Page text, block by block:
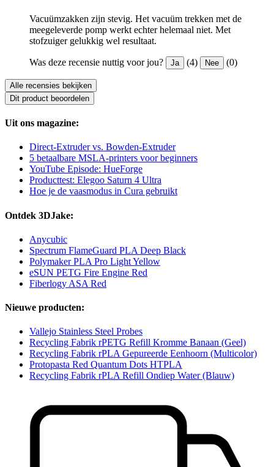
Vacuümzakken zijn stevig. Het vacuüm trekken met de
meegeleverde pomp werkt echter helemaal niet. Met
stofzuiger gelukkig wel resultaat.
Was deze recensie nuttig voor jou? Ja (4) Nee (0)
Alle recensies bekijken
Dit product beoordelen
Uit ons magazine:
Direct-Extruder vs. Bowden-Extruder
5 betaalbare MSLA-printers voor beginners
YouTube Episode: HueForge
Producttest: Elegoo Saturn 4 Ultra
Hoe je de vaasmodus in Cura gebruikt
Ontdek 3DJake:
Anycubic
Spectrum FlameGuard PLA Deep Black
Polymaker PLA Pro Light Yellow
eSUN PETG Fire Engine Red
Fiberlogy ASA Red
Nieuwe producten:
Vallejo Stainless Steel Probes
Recycling Fabrik rPETG Refill Kromme Banaan (Geel)
Recycling Fabrik rPLA Gepureerde Eenhoorn (Multicolor)
Protopasta Red Quantum Dots HTPLA
Recycling Fabrik rPLA Refill Ondiep Water (Blauw)